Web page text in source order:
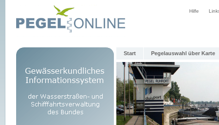
Hilfe
Start Pegelauswahl über Karte